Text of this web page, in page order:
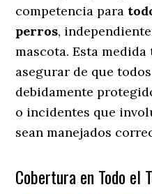
competencia para
perros,
mascota. Esta
asegurar de que
debidamente
o incidentes que
sean manejados
Cobertura en Todo el